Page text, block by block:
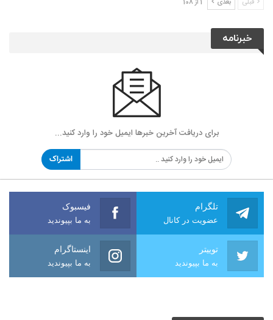
خبرنامه
برای دریافت آخرین خبرها ایمیل خود را وارد کنید...
اشتراک
تلگرام
عضویت در کانال
فیسبوک
به ما بپیوندید
توییتر
به ما بپیوندید
اینستاگرام
به ما بپیوندید